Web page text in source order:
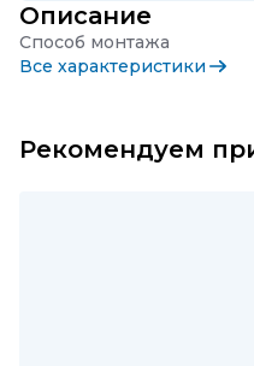
Описание
Способ монтажа
Все характеристики
Рекомендуем